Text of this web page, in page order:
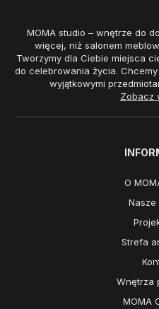
MOMA studio – wnętrze do
więcej, niż salonem
Tworzymy dla Ciebie miejsca
do celebrowania życia.
wyjątkowymi
Zobacz
O
Nasze
Strefa
Wnętrza
MOMA